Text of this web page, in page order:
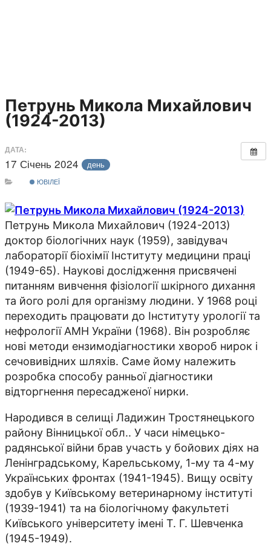
Петрунь Микола Михайлович
(1924-2013)
ДАТА:
17 Січень 2024 день
ЮВІЛЕЇ
Петрунь Микола Михайлович (1924-2013)
доктор біологічних наук (1959), завідувач
лабораторії біохімії Інституту медицини праці
(1949-65). Наукові дослідження присвячені
питанням вивчення фізіології шкірного дихання
та його ролі для організму людини. У 1968 році
переходить працювати до Інституту урології та
нефрології АМН України (1968). Він розробляє
нові методи ензимодіагностики хвороб нирок і
сечовивідних шляхів. Саме йому належить
розробка способу ранньої діагностики
відторгнення пересадженої нирки.
Народився в селищі Ладижин Тростянецького
району Вінницької обл.. У часи німецько-
радянської війни брав участь у бойових діях на
Ленінградському, Карельському, 1-му та 4-му
Українських фронтах (1941-1945). Вищу освіту
здобув у Київському ветеринарному інституті
(1939-1941) та на біологічному факультеті
Київського університету імені Т. Г. Шевченка
(1945-1949).